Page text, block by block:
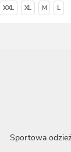
XXL XL M L
Sportowa